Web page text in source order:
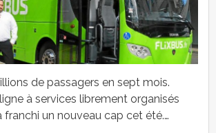
de passagers en sept mois.
à services librement organisés
franchi un nouveau cap cet été.…